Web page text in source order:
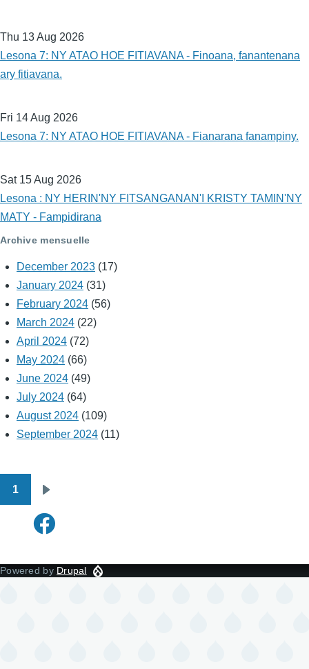
Thu 13 Aug 2026
Lesona 7: NY ATAO HOE FITIAVANA - Finoana, fanantenana
ary fitiavana.
Fri 14 Aug 2026
Lesona 7: NY ATAO HOE FITIAVANA - Fianarana fanampiny.
Sat 15 Aug 2026
Lesona : NY HERIN'NY FITSANGANAN'I KRISTY TAMIN'NY
MATY - Fampidirana
Archive mensuelle
December 2023 (17)
January 2024 (31)
February 2024 (56)
March 2024 (22)
April 2024 (72)
May 2024 (66)
June 2024 (49)
July 2024 (64)
August 2024 (109)
September 2024 (11)
Pagination
1
page
Powered by Drupal